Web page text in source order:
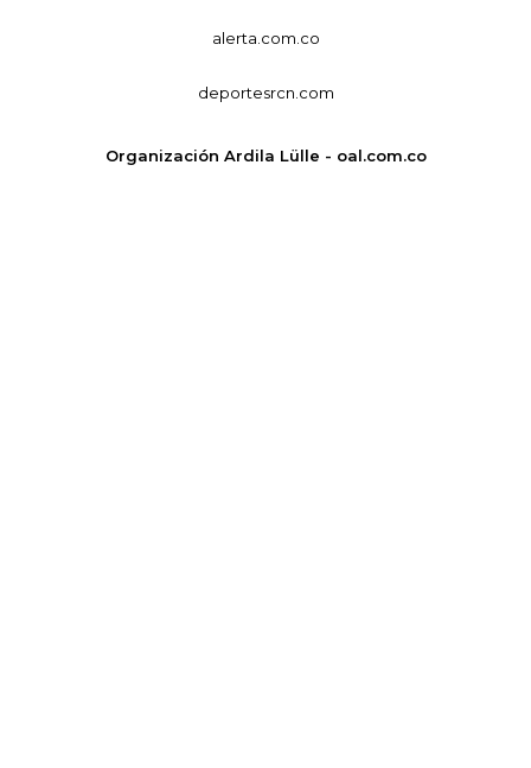
alerta.com.co
deportesrcn.com
Organización Ardila Lülle - oal.com.co